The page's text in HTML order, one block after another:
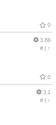
0
3.86
#| ↑
0
3.1
#| ↑